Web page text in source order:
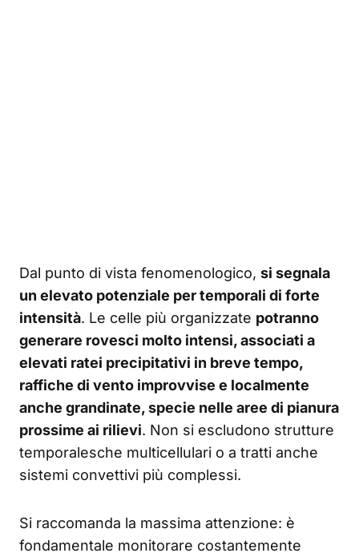
Dal punto di vista fenomenologico, si segnala
un elevato potenziale per temporali di forte
intensità. Le celle più organizzate potranno
generare rovesci molto intensi, associati a
elevati ratei precipitativi in breve tempo,
raffiche di vento improvvise e localmente
anche grandinate, specie nelle aree di pianura
prossime ai rilievi. Non si escludono strutture
temporalesche multicellulari o a tratti anche
sistemi convettivi più complessi.
Si raccomanda la massima attenzione: è
fondamentale monitorare costantemente